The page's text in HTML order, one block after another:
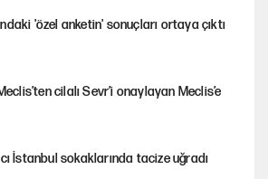
'özel anketin' sonuçları ortaya çıktı
cilalı Sevr’i onaylayan Meclis’e
İstanbul sokaklarında tacize uğradı